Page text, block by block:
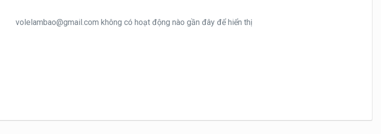
volelambao@gmail.com không có hoạt động nào gần đây để hiển thị